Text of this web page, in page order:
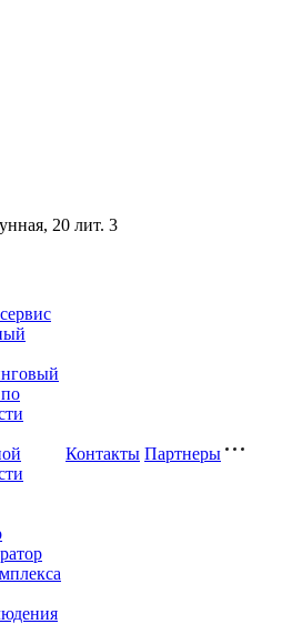
20 лит. 3
Контакты Партнеры